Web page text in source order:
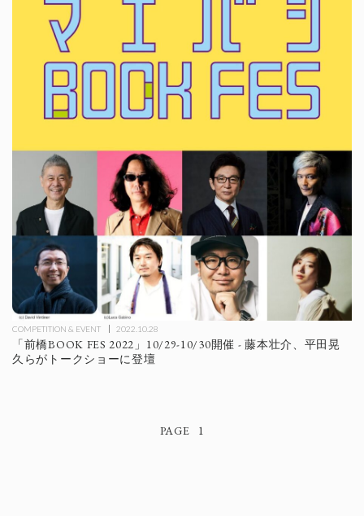
COMPETITION & EVENT 2022.10.28
「前橋BOOK FES 2022」10/29-10/30開催 - 藤本壮介、平田晃
久らがトークショーに登壇
1